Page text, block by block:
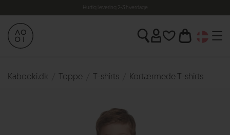
Hurtig levering 2-3 hverdage
Kabooki.dk Toppe T-shirts Kortærmede T-shirts